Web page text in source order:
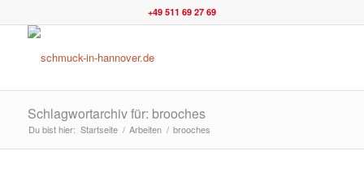
+49 511 69 27 69
Schlagwortarchiv für: brooches
Du bist hier: Startseite / Arbeiten / brooches